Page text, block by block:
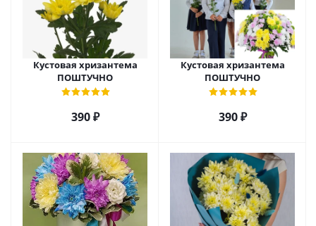
Кустовая хризантема
ПОШТУЧНО
390₽
Кустовая хризантема
ПОШТУЧНО
390₽